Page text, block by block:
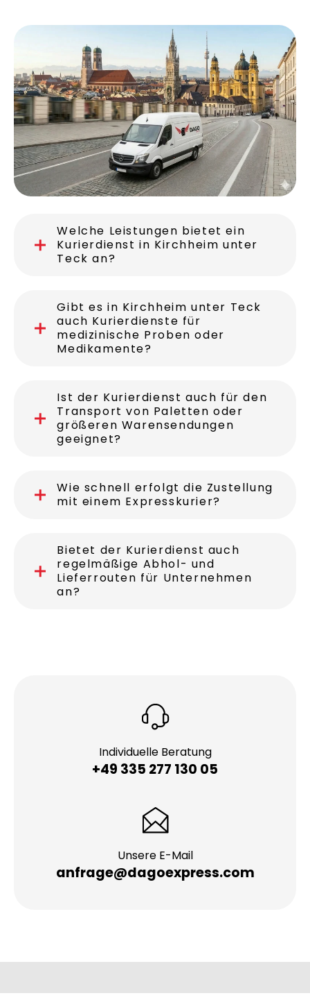
Welche Leistungen bietet ein
Kurierdienst in Kirchheim unter
Teck an?
Gibt es in Kirchheim unter Teck
auch Kurierdienste für
medizinische Proben oder
Medikamente?
Ist der Kurierdienst auch für den
Transport von Paletten oder
größeren Warensendungen
geeignet?
Wie schnell erfolgt die Zustellung
mit einem Expresskurier?
Bietet der Kurierdienst auch
regelmäßige Abhol- und
Lieferrouten für Unternehmen
an?
Individuelle Beratung
+49 335 277 130 05
Unsere E-Mail
anfrage@dagoexpress.com